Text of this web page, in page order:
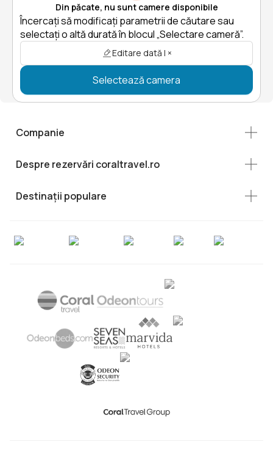
Din păcate, nu sunt camere disponibile
Încercați să modificați parametrii de căutare sau
selectați o altă durată în blocul „Selectare cameră”.
Editare dată | ×
Selectează camera
Companie
Despre rezervări coraltravel.ro
Destinații populare